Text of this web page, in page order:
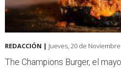
REDACCIÓN | Jueves, 20 de
The Champions Burger, el